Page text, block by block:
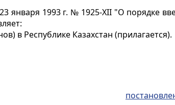
января 1993 г. № 1925-XII "О порядке
в Республике Казахстан (прилагается).